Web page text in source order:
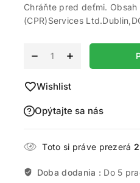
Chráňte pred deťmi. Obsah
(CPR)Services
Wishlist
Opýtajte sa nás
Toto si práve prezerá
Doba dodania : Do 5